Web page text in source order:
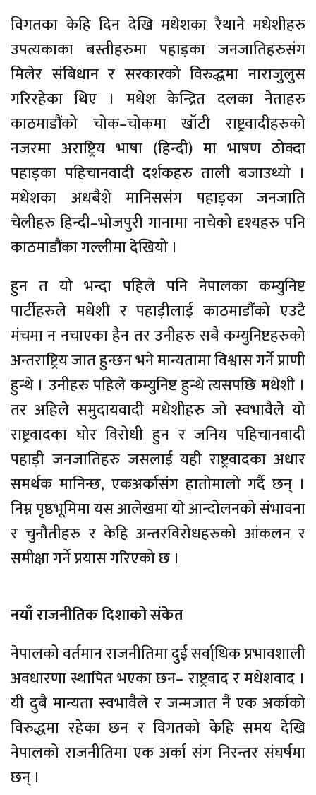
विगतका केहि दिन देखि मधेशका रैथाने मधेशीहरु
उपत्यकाका बस्तीहरुमा पहाड़का जनजातिहरुसंग
मिलेर संबिधान र सरकारको विरुद्धमा नाराजुलुस
गरिरहेका थिए । मधेश केन्द्रित दलका नेताहरु
काठमाडौंको चोक–चोकमा खाँटी राष्ट्रवादीहरुको
नजरमा अराष्ट्रिय भाषा (हिन्दी) मा भाषण ठोक्दा
पहाड़का पहिचानवादी दर्शकहरु ताली बजाउथ्यो ।
मधेशका अधबैशे मानिससंग पहाड़का जनजाति
चेलीहरु हिन्दी–भोजपुरी गानामा नाचेको दृश्यहरु पनि
काठमाडौंका गल्लीमा देखियो ।
हुन त यो भन्दा पहिले पनि नेपालका कम्युनिष्ट
पार्टीहरुले मधेशी र पहाड़ीलाई काठमाडौंको एउटै
मंचमा न नचाएका हैन तर उनीहरु सबै कम्युनिष्टहरुको
अन्तराष्ट्रिय जात हुन्छन भने मान्यतामा विश्वास गर्ने प्राणी
हुन्थे । उनीहरु पहिले कम्युनिष्ट हुन्थे त्यसपछि मधेशी ।
तर अहिले समुदायवादी मधेशीहरु जो स्वभावैले यो
राष्ट्रवादका घोर विरोधी हुन र जनिय पहिचानवादी
पहाड़ी जनजातिहरु जसलाई यही राष्ट्रवादका अधार
समर्थक मानिन्छ, एकअर्कासंग हातोमालो गर्दै छन् ।
निम्न पृष्ठभूमिमा यस आलेखमा यो आन्दोलनको संभावना
र चुनौतीहरु र केहि अन्तरविरोधहरुको आंकलन र
समीक्षा गर्ने प्रयास गरिएको छ ।
नयाँ राजनीतिक दिशाको संकेत
नेपालको वर्तमान राजनीतिमा दुई सर्वा्धिक प्रभावशाली
अवधारणा स्थापित भएका छन– राष्ट्रवाद र मधेशवाद ।
यी दुबै मान्यता स्वभावैले र जन्मजात नै एक अर्काको
विरुद्धमा रहेका छन र विगतको केहि समय देखि
नेपालको राजनीतिमा एक अर्का संग निरन्तर संघर्षमा
छन् ।